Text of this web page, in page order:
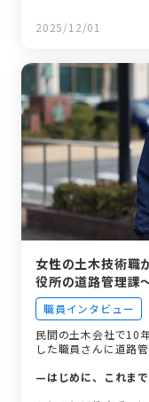
2025/12/01
女性の土木技術職
役所の道路管理課
職員インタビュー
民間の土木会社で10
した職員さんに道路
—はじめに、これまで